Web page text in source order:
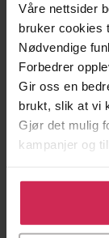
Våre nettsider
bruker cookies
Nødvendige
Forbedrer
Gir oss en
brukt, slik at vi
Gjør det mulig
kampanjer og
Klikk på
bruke cookies
tilpasse ditt
Pascal